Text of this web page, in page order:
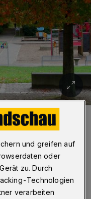
und greifen auf
oder
zu. Durch
Technologien
verarbeiten